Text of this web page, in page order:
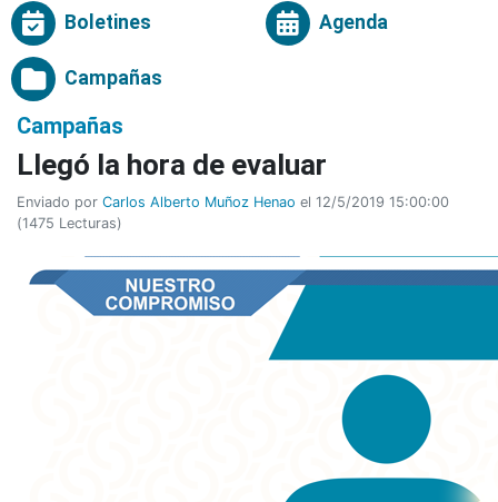
Boletines Agenda
Campañas
Campañas
Llegó la hora de evaluar
Enviado por Carlos Alberto Muñoz Henao el 12/5/2019 15:00:00
(1475 Lecturas)